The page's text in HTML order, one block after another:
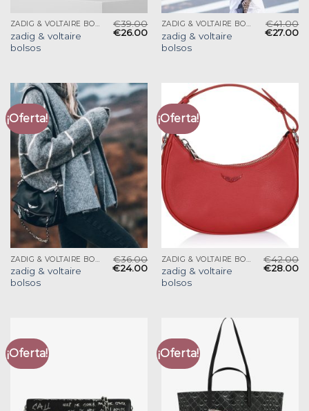
ZADIG & VOLTAIRE BOLSOS
zadig & voltaire
bolsos
€39.00
€26.00
ZADIG & VOLTAIRE BOLSOS
zadig & voltaire
bolsos
€41.00
€27.00
¡Oferta!
zadig & voltaire
bolsos
€36.00
€24.00
¡Oferta!
zadig & voltaire
bolsos
€42.00
€28.00
¡Oferta! ¡Oferta!